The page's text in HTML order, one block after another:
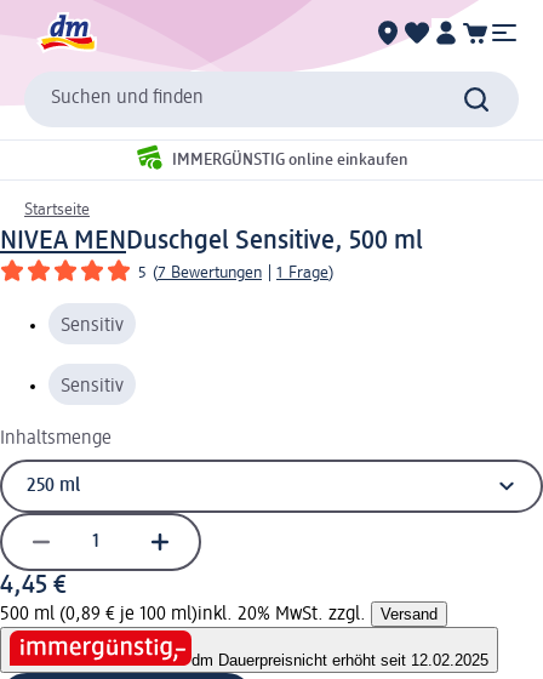
Suchen und finden
IMMERGÜNSTIG online einkaufen
Startseite
NIVEA MENDuschgel Sensitive, 500 ml
5 (7 Bewertungen 1 Frage)
Sensitiv
Sensitiv
Inhaltsmenge
4,45 €
500 ml (0,89 € je 100 ml)inkl. 20% MwSt. zzgl. Versand
dm Dauerpreisnicht erhöht seit 12.02.2025